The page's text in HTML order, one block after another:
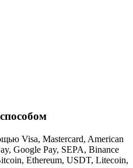
Visa, Mastercard, American
Google Pay, SEPA, Binance
Ethereum, USDT, Litecoin,